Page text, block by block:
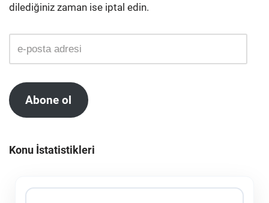
dilediğiniz zaman ise iptal edin.
Abone ol
Konu İstatistikleri